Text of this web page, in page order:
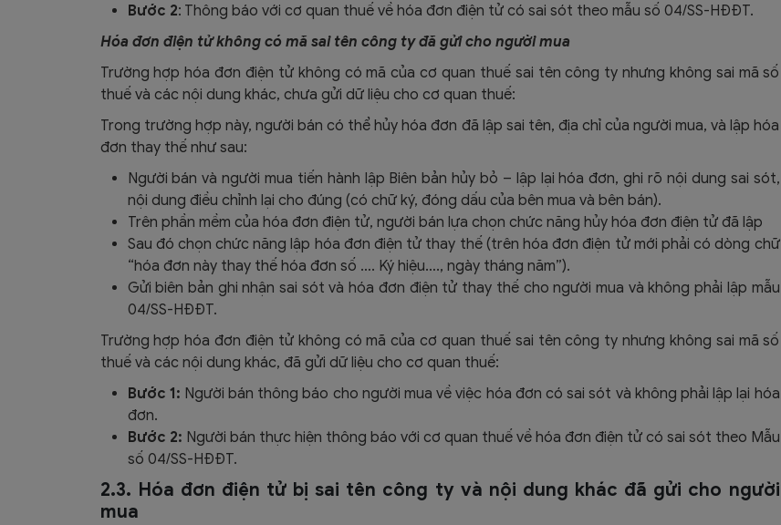
Bước 2: Thông báo với cơ quan thuế về hóa đơn điện tử có sai sót theo mẫu số 04/SS-HĐĐT.
Hóa đơn điện tử không có mã sai tên công ty đã gửi cho người mua
Trường hợp hóa đơn điện tử không có mã của cơ quan thuế sai tên công ty nhưng không sai mã số
thuế và các nội dung khác, chưa gửi dữ liệu cho cơ quan thuế:
Trong trường hợp này, người bán có thể hủy hóa đơn đã lập sai tên, địa chỉ của người mua, và lập hóa
đơn thay thế như sau:
Người bán và người mua tiến hành lập Biên bản hủy bỏ – lập lại hóa đơn, ghi rõ nội dung sai sót,
nội dung điều chỉnh lại cho đúng (có chữ ký, đóng dấu của bên mua và bên bán).
Trên phần mềm của hóa đơn điện tử, người bán lựa chọn chức năng hủy hóa đơn điện tử đã lập
Sau đó chọn chức năng lập hóa đơn điện tử thay thế (trên hóa đơn điện tử mới phải có dòng chữ
“hóa đơn này thay thế hóa đơn số …. Ký hiệu…., ngày tháng năm”).
Gửi biên bản ghi nhận sai sót và hóa đơn điện tử thay thế cho người mua và không phải lập mẫu
04/SS-HĐĐT.
Trường hợp hóa đơn điện tử không có mã của cơ quan thuế sai tên công ty nhưng không sai mã số
thuế và các nội dung khác, đã gửi dữ liệu cho cơ quan thuế:
Bước 1: Người bán thông báo cho người mua về việc hóa đơn có sai sót và không phải lập lại hóa
đơn.
Bước 2: Người bán thực hiện thông báo với cơ quan thuế về hóa đơn điện tử có sai sót theo Mẫu
số 04/SS-HĐĐT.
2.3. Hóa đơn điện tử bị sai tên công ty và nội dung khác đã gửi cho người
mua